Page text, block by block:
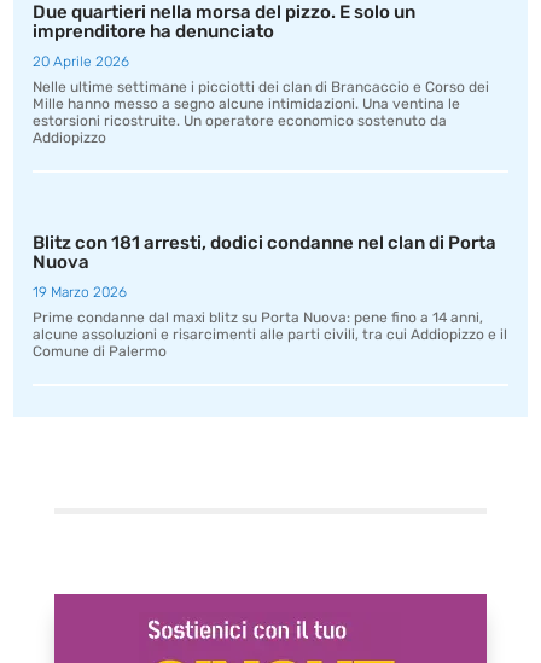
Due quartieri nella morsa del pizzo. E solo un
imprenditore ha denunciato
20 Aprile 2026
Nelle ultime settimane i picciotti dei clan di Brancaccio e Corso dei
Mille hanno messo a segno alcune intimidazioni. Una ventina le
estorsioni ricostruite. Un operatore economico sostenuto da
Addiopizzo
Blitz con 181 arresti, dodici condanne nel clan di Porta
Nuova
19 Marzo 2026
Prime condanne dal maxi blitz su Porta Nuova: pene fino a 14 anni,
alcune assoluzioni e risarcimenti alle parti civili, tra cui Addiopizzo e il
Comune di Palermo